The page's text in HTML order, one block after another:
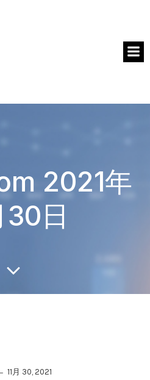
2021年
30日
11月 30, 2021